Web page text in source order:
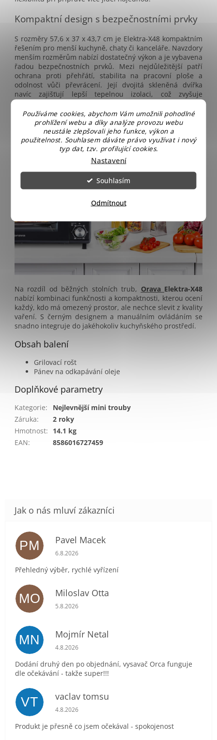
Používáme cookies, abychom Vám umožnili pohodlné
prohlížení webu a díky analýze provozu webu
neustále zlepšovali jeho funkce, výkon a
použitelnost. Souhlasem dáváte právo využívat i nový
typ dat, tzv. profilující cookies.
Nastavení
Odmítnout
Souhlasím
Kompaktní design s bezpečnostními prvky
S rozměry 57,6 x 37 x 43,7 cm je Elektra-X48 kompaktním
řešením pro menší kuchyně, chaty či kanceláře. Navzdory
menším rozměrům nabízí dostatečný výkon a je vybavena
řadou bezpečnostních prvků. Mezi nejdůležitější patří
ochrana proti přehřátí, stabilita na pracovní ploše a
odolnost vůči převrácení. Její dvojitá skleněná dvířka
navíc zajišťují lepší tepelnou izolaci, což zvyšuje
Proč zvolitOrava Elektra-X48?
Na rozdíl od běžných stolních trub, Orava Elektra-X48
nabízí kombinaci funkčnosti a kompaktnosti, kterou ocení
každý, kdo má omezený prostor, ale nechce slevit z kvality
vaření. S černým designem a manuálním ovládáním se
snadno integruje do jakéhokoliv kuchyňského prostředí.
Obsah balení
Grilovací rošt
Pánev na odkapávání oleje
Doplňkové parametry
Kategorie:
Nejlevnější mini trouby
Záruka:
2 roky
Hmotnost:
14.1 kg
EAN: 8586016727459
PM Pavel Macek
Hodnocení obchodu je 5 z 5 hvězdiček.
6.8.2026
Přehledný výběr, rychlé vyřízení
MO Miloslav Otta
Hodnocení obchodu je 5 z 5 hvězdiček.
5.8.2026
MN Mojmír Netal
Hodnocení obchodu je 5 z 5 hvězdiček.
4.8.2026
Dodání druhý den po objednání, vysavač Orca funguje
dle očekávání - takže super!!!
VT vaclav tomsu
Hodnocení obchodu je 5 z 5 hvězdiček.
4.8.2026
Produkt je přesně co jsem očekával - spokojenost